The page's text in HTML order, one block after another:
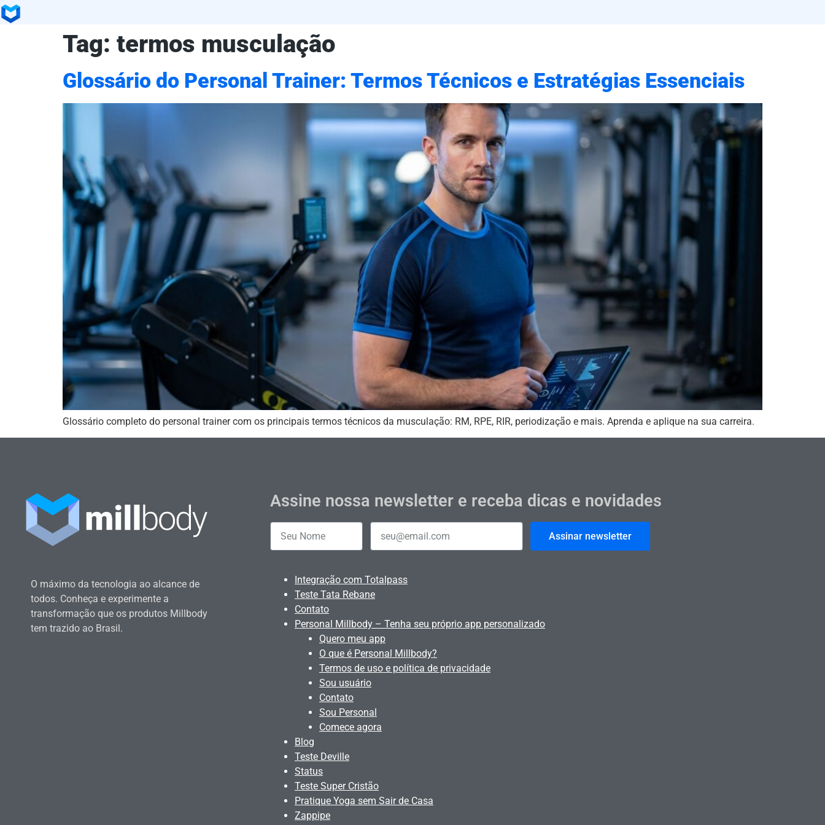
Tag: termos musculação
Glossário do Personal Trainer: Termos Técnicos e Estratégias Essenciais
Glossário completo do personal trainer com os principais termos técnicos da musculação: RM, RPE, RIR, periodização e mais. Aprenda e aplique na sua carreira.
O máximo da tecnologia ao alcance de
todos. Conheça e experimente a
transformação que os produtos Millbody
tem trazido ao Brasil.
Assine nossa newsletter e receba dicas e novidades
Assinar newsletter
Integração com Totalpass
Teste Tata Rebane
Contato
Personal Millbody – Tenha seu próprio app personalizado
Quero meu app
O que é Personal Millbody?
Termos de uso e política de privacidade
Sou usuário
Contato
Sou Personal
Comece agora
Blog
Teste Deville
Status
Teste Super Cristão
Pratique Yoga sem Sair de Casa
Zappipe